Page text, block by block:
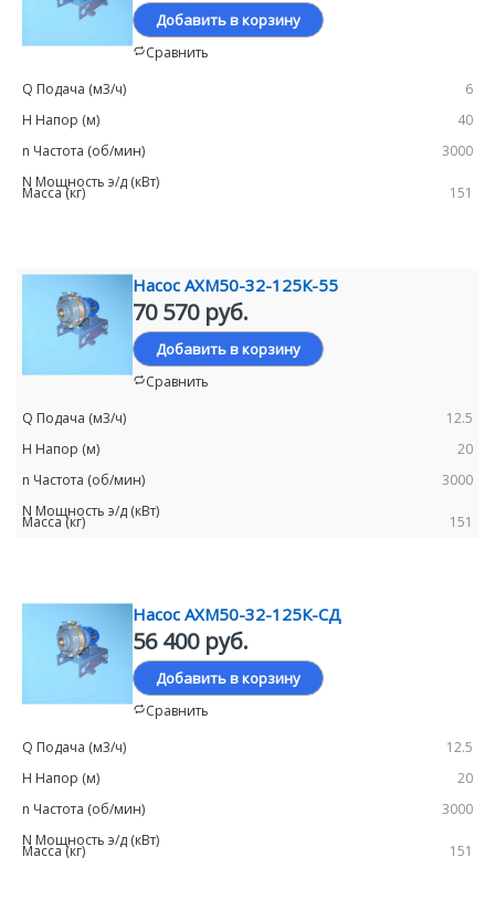
Добавить в корзину
Сравнить
6
40
3000
151
Насос АХМ50-32-125К-55
70 570 руб.
Добавить в корзину
Сравнить
12.5
20
3000
151
Насос АХМ50-32-125К-СД
56 400 руб.
Добавить в корзину
Сравнить
12.5
20
3000
151